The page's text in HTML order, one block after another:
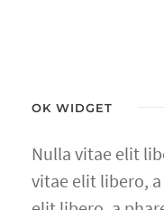
OK WIDGET
Nulla vitae elit
vitae elit libero,